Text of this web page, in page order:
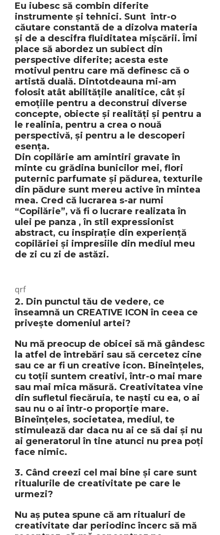
Eu iubesc să combin diferite
instrumente și tehnici. Sunt într-o
căutare constantă de a dizolva materia
și de a descifra fluiditatea mișcării. Îmi
place să abordez un subiect din
perspective diferite; acesta este
motivul pentru care mă definesc că o
artistă duală. Dintotdeauna mi-am
folosit atât abilitățile analitice, cât și
emoțiile pentru a deconstrui diverse
concepte, obiecte și realități și pentru a
le realinia, pentru a crea o nouă
perspectivă, și pentru a le descoperi
esența.
Din copilărie am amintiri gravate în
minte cu grădina bunicilor mei, flori
puternic parfumate și pădurea, texturile
din pădure sunt mereu active în mintea
mea. Cred că lucrarea s-ar numi
“Copilărie”, vă fi o lucrare realizata în
ulei pe panza , în stil expressionist
abstract, cu inspirație din experiență
copilăriei și impresiile din mediul meu
de zi cu zi de astăzi.
qrf
2. Din punctul tău de vedere, ce
înseamnă un CREATIVE ICON în ceea ce
privește domeniul artei?
Nu mă preocup de obicei să mă gândesc
la atfel de întrebări sau să cercetez cine
sau ce ar fi un creative icon. Bineînțeles,
cu toții suntem creativi, într-o mai mare
sau mai mica măsură. Creativitatea vine
din sufletul fiecăruia, te naști cu ea, o ai
sau nu o ai într-o proporție mare.
Bineînțeles, societatea, mediul, te
stimulează dar daca nu ai ce să dai și nu
ai generatorul în tine atunci nu prea poți
face nimic.
3. Când creezi cel mai bine și care sunt
ritualurile de creativitate pe care le
urmezi?
Nu aș putea spune că am ritualuri de
creativitate dar periodinc încerc să mă